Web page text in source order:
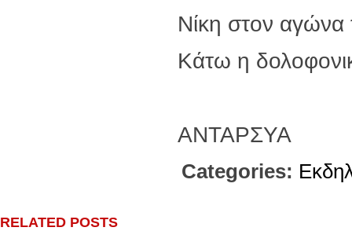
Νίκη στον
Κάτω η
ΑΝΤΑΡΣΥΑ
Categories:
RELATED POSTS